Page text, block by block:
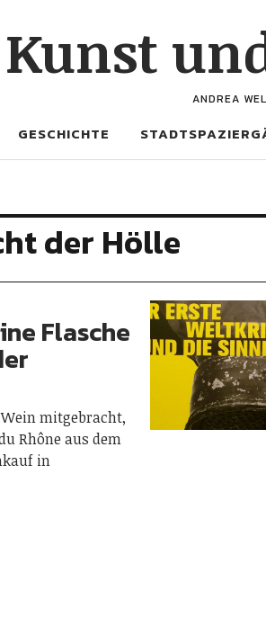
Kunst
ANDREA
GESCHICHTE
der Hölle
Flasche
mitgebracht,
Rhône aus dem
in